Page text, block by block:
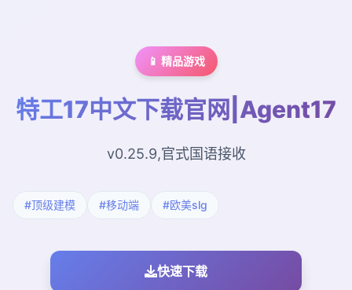
📱 精品游戏
特工17中文下载官网|Agent17
v0.25.9,官式国语接收
#顶级建模 #移动端 #欧美slg
快速下载